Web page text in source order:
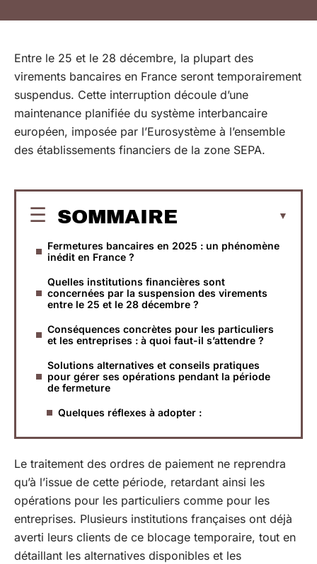
Entre le 25 et le 28 décembre, la plupart des
virements bancaires en France seront temporairement
suspendus. Cette interruption découle d’une
maintenance planifiée du système interbancaire
européen, imposée par l’Eurosystème à l’ensemble
des établissements financiers de la zone SEPA.
SOMMAIRE
Fermetures bancaires en 2025 : un phénomène
inédit en France ?
Quelles institutions financières sont
concernées par la suspension des virements
entre le 25 et le 28 décembre ?
Conséquences concrètes pour les particuliers
et les entreprises : à quoi faut-il s’attendre ?
Solutions alternatives et conseils pratiques
pour gérer ses opérations pendant la période
de fermeture
Quelques réflexes à adopter :
Le traitement des ordres de paiement ne reprendra
qu’à l’issue de cette période, retardant ainsi les
opérations pour les particuliers comme pour les
entreprises. Plusieurs institutions françaises ont déjà
averti leurs clients de ce blocage temporaire, tout en
détaillant les alternatives disponibles et les